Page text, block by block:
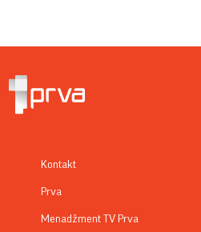
Kontakt
Prva
Menadžment TV Prva